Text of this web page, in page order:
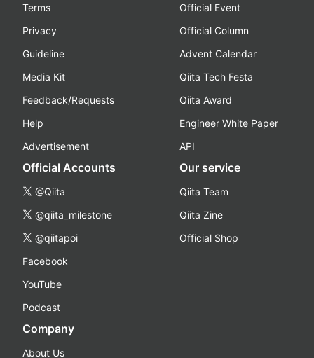
Terms
Privacy
Guideline
Media Kit
Feedback/Requests
Help
Advertisement
Official Event
Official Column
Advent Calendar
Qiita Tech Festa
Qiita Award
Engineer White Paper
API
Official Accounts
@Qiita
@qiita_milestone
@qiitapoi
Facebook
YouTube
Podcast
Our service
Qiita Team
Qiita Zine
Official Shop
Company
About Us